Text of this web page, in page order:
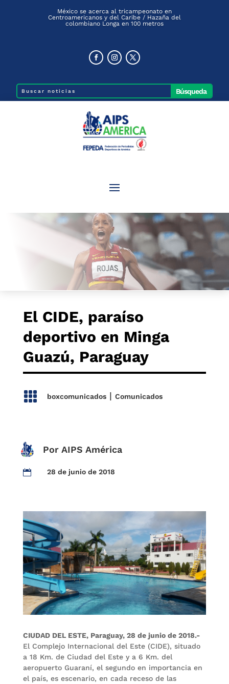
México se acerca al tricampeonato en
Centroamericanos y del Caribe / Hazaña del
colombiano Longa en 100 metros
El CIDE, paraíso
deportivo en Minga
Guazú, Paraguay
 boxcomunicados| Comunicados
Por AIPS América
 28 de junio de 2018
CIUDAD DEL ESTE, Paraguay, 28 de junio de 2018.-
El Complejo Internacional del Este (CIDE), situado
a 18 Km. de Ciudad del Este y a 6 Km. del
aeropuerto Guaraní, el segundo en importancia en
el país, es escenario, en cada receso de las